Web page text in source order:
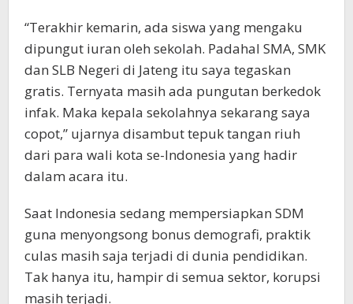
“Terakhir kemarin, ada siswa yang mengaku
dipungut iuran oleh sekolah. Padahal SMA, SMK
dan SLB Negeri di Jateng itu saya tegaskan
gratis. Ternyata masih ada pungutan berkedok
infak. Maka kepala sekolahnya sekarang saya
copot,” ujarnya disambut tepuk tangan riuh
dari para wali kota se-Indonesia yang hadir
dalam acara itu.
Saat Indonesia sedang mempersiapkan SDM
guna menyongsong bonus demografi, praktik
culas masih saja terjadi di dunia pendidikan.
Tak hanya itu, hampir di semua sektor, korupsi
masih terjadi.